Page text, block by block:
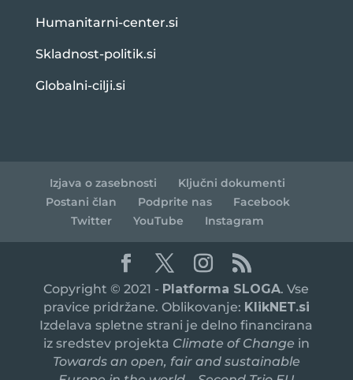
Humanitarni-center.si
Skladnost-politik.si
Globalni-cilji.si
Izjava o zasebnosti
Ključni dokumenti
Postani član
Podprite nas
Facebook
Twitter
YouTube Instagram
Copyright © 2021 - Platforma SLOGA. Vse
pravice pridržane. Oblikovanje: KlikNET.si
Izdelava spletne strani je delno financirana
iz sredstev projekta Climate of Change in
Towards an open, fair and sustainable